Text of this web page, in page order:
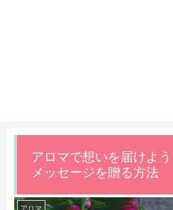
アロマで想いを届けよ
メッセージを贈る方法